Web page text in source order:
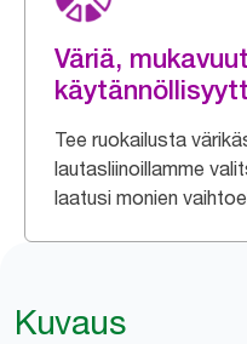
Väriä,
Tee ruokailusta
lautasliinoillamme
laatusi monien
Kuvaus